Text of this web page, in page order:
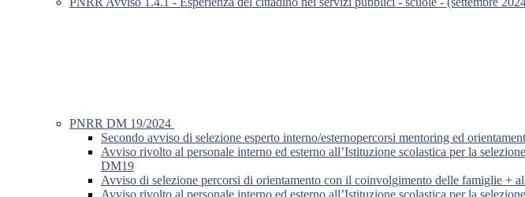
PNRR DM 19/2024
Secondo avviso di selezione esperto interno/esternopercorsi mentoring ed
Avviso rivolto al personale interno ed esterno all’Istituzione scolastica per la
DM19
Avviso di selezione percorsi di orientamento con il coinvolgimento delle famiglie +